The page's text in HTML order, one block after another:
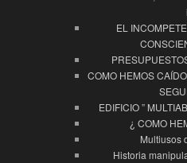
EL
COMO HEMOS
EDIFICIO ”
¿ COMO
Multiusos
Historia